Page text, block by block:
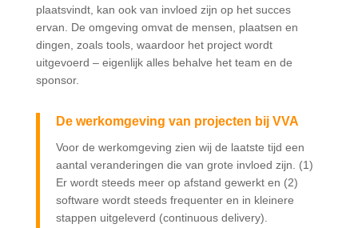
plaatsvindt, kan ook van invloed zijn op het succes
ervan. De omgeving omvat de mensen, plaatsen en
dingen, zoals tools, waardoor het project wordt
uitgevoerd – eigenlijk alles behalve het team en de
sponsor.
De werkomgeving van projecten bij VVA
Voor de werkomgeving zien wij de laatste tijd een
aantal veranderingen die van grote invloed zijn. (1)
Er wordt steeds meer op afstand gewerkt en (2)
software wordt steeds frequenter en in kleinere
stappen uitgeleverd (continuous delivery).